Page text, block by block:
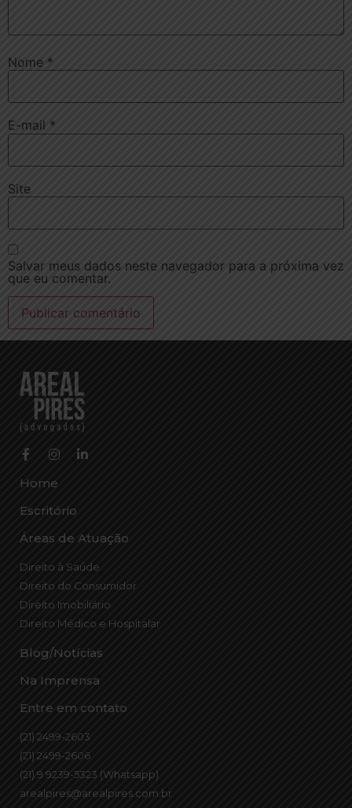
Nome *
E-mail *
Site
Salvar meus dados neste navegador para a próxima vez
que eu comentar.
Home
Escritório
Áreas de Atuação
Direito à Saúde
Direito do Consumidor
Direito Imobiliário
Direito Médico e Hospitalar
Blog/Notícias
Na Imprensa
Entre em contato
(21) 2499-2603
(21) 2499-2606
(21) 9 9239-5323 (Whatsapp)
arealpires@arealpires.com.br